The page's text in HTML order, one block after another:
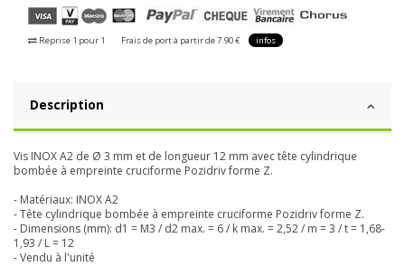
Reprise 1 pour 1 Frais de port à partir de 7.90 € infos
Description
Vis INOX A2 de Ø 3 mm et de longueur 12 mm avec tête cylindrique
bombée à empreinte cruciforme Pozidriv forme Z.
- Matériaux: INOX A2
- Tête cylindrique bombée à empreinte cruciforme Pozidriv forme Z.
- Dimensions (mm): d1 = M3 / d2 max. = 6 / k max. = 2,52 / m = 3 / t = 1,68-
1,93 / L = 12
- Vendu à l'unité